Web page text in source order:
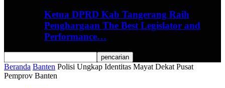
Ketua DPRD Kab Tangerang Raih
Penghargaan The Best Legislator and
Performance…
Beranda Banten Polisi Ungkap Identitas Mayat Dekat Pusat
Pemprov Banten